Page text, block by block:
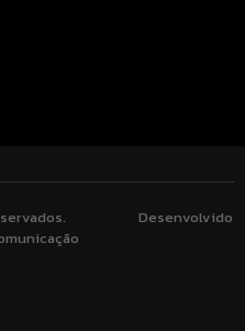
reservados. Desenvolvido